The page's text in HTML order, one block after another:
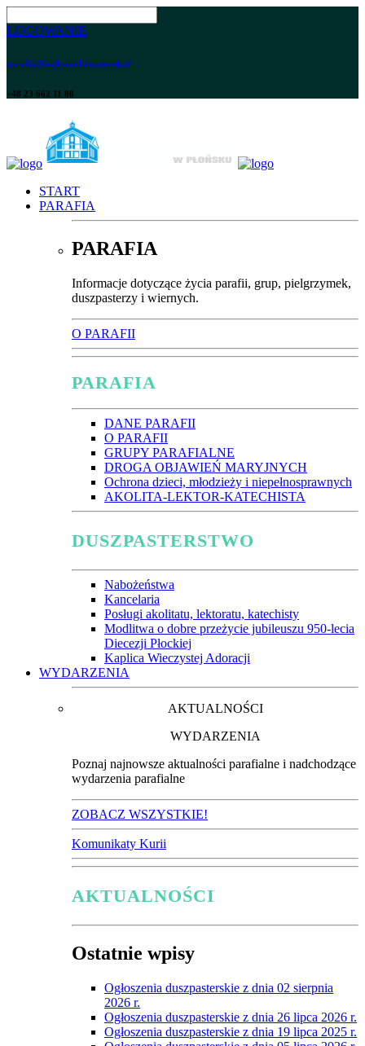
LOGOWANIE
parafia@maksymilian.plonsk.pl
+48 23 662 11 80
START
PARAFIA
PARAFIA
Informacje dotyczące życia parafii, grup, pielgrzymek,
duszpasterzy i wiernych.
O PARAFII
PARAFIA
DANE PARAFII
O PARAFII
GRUPY PARAFIALNE
DROGA OBJAWIEŃ MARYJNYCH
Ochrona dzieci, młodzieży i niepełnosprawnych
AKOLITA-LEKTOR-KATECHISTA
DUSZPASTERSTWO
Nabożeństwa
Kancelaria
Posługi akolitatu, lektoratu, katechisty
Modlitwa o dobre przeżycie jubileuszu 950-lecia
Diecezji Płockiej
Kaplica Wieczystej Adoracji
WYDARZENIA
AKTUALNOŚCI
WYDARZENIA
Poznaj najnowsze aktualności parafialne i nadchodzące
wydarzenia parafialne
ZOBACZ WSZYSTKIE!
Komunikaty Kurii
AKTUALNOŚCI
Ostatnie wpisy
Ogłoszenia duszpasterskie z dnia 02 sierpnia
2026 r.
Ogłoszenia duszpasterskie z dnia 26 lipca 2026 r.
Ogłoszenia duszpasterskie z dnia 19 lipca 2025 r.